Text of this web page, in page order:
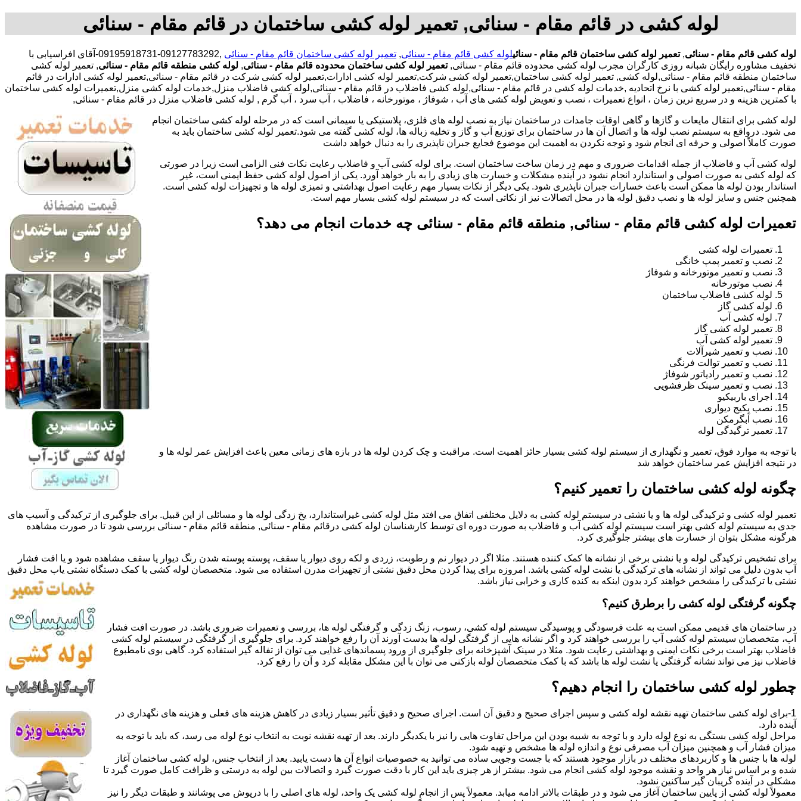
لوله کشی در قائم مقام - سنائی, تعمیر لوله کشی ساختمان در قائم مقام - سنائی
لوله کشی قائم مقام - سنائی,تعمیر لوله کشی ساختمان قائم مقام - سنائیلوله کشی قائم مقام - سنائی, تعمیر لوله کشی ساختمان قائم مقام - سنائی
,09127783292-09195918731-آقای افراسیابی با
تخفیف مشاوره رایگان شبانه روزی کارگران مجرب لوله کشی محدوده قائم مقام - سنائی,تعمیر لوله کشی ساختمان محدوده قائم مقام - سنائی, لوله کشی منطقه قائم مقام - سنائی, تعمیر لوله کشی
ساختمان منطقه قائم مقام - سنائی,لوله کشی, تعمیر لوله کشی ساختمان,تعمیر لوله کشی شرکت,تعمیر لوله کشی ادارات,تعمیر لوله کشی شرکت در قائم مقام - سنائی,تعمیر لوله کشی ادارات در قائم
مقام - سنائی,تعمیر لوله کشی با نرخ اتحادیه ,خدمات لوله کشی در قائم مقام - سنائی,لوله کشی فاضلاب در قائم مقام - سنائی,لوله کشی فاضلاب منزل,خدمات لوله کشی منزل,تعمیرات لوله کشی ساختمان
با کمترین هزینه و در سریع ترین زمان ، انواع تعمیرات ، نصب و تعویض لوله کشی های آب ، شوفاژ ، موتورخانه ، فاضلاب ، آب سرد ، آب گرم , لوله کشی فاضلاب منزل در قائم مقام - سنائی,
لوله کشی برای انتقال مایعات و گازها و گاهی اوقات جامدات در ساختمان نیاز به نصب لوله های فلزی، پلاستیکی یا سیمانی است که در مرحله لوله کشی ساختمان انجام
می شود. درواقع به سیستم نصب لوله ها و اتصال آن ها در ساختمان برای توزیع آب و گاز و تخلیه زباله ها، لوله کشی گفته می شود.تعمیر لوله کشی ساختمان باید به
صورت کاملاً اصولی و حرفه ای انجام شود و توجه نکردن به اهمیت این موضوع فجایع جبران ناپذیری را به دنبال خواهد داشت
لوله کشی آب و فاضلاب از جمله اقدامات ضروری و مهم در زمان ساخت ساختمان است. برای لوله کشی آب و فاضلاب رعایت نکات فنی الزامی است زیرا در صورتی
که لوله کشی به صورت اصولی و استاندارد انجام نشود در آینده مشکلات و خسارت های زیادی را به بار خواهد آورد. یکی از اصول لوله کشی حفظ ایمنی است، غیر
استاندار بودن لوله ها ممکن است باعث خسارات جبران ناپذیری شود. یکی دیگر از نکات بسیار مهم رعایت اصول بهداشتی و تمیزی لوله ها و تجهیزات لوله کشی است.
همچنین جنس و سایز لوله ها و نصب دقیق لوله ها در محل اتصالات نیز از نکاتی است که در سیستم لوله کشی بسیار مهم است.
تعمیرات لوله کشی قائم مقام - سنائی, منطقه قائم مقام - سنائی چه خدمات انجام می دهد؟
تعمیرات لوله کشی
نصب و تعمیر پمپ خانگی
نصب و تعمیر موتورخانه و شوفاژ
نصب موتورخانه
لوله کشی فاضلاب ساختمان
لوله کشی گاز
لوله کشی آب
تعمیر لوله کشی گاز
تعمیر لوله کشی آب
نصب و تعمیر شیرآلات
نصب و تعمیر توالت فرنگی
نصب و تعمیر رادیاتور شوفاژ
نصب و تعمیر سینک ظرفشویی
اجرای باربیکیو
نصب پکیج دیواری
نصب آبگرمکن
تعمیر ترگیدگی لوله
با توجه به موارد فوق، تعمیر و نگهداری از سیستم لوله کشی بسیار حائز اهمیت است. مراقبت و چک کردن لوله ها در بازه های زمانی معین باعث افزایش عمر لوله ها و
در نتیجه افزایش عمر ساختمان خواهد شد
چگونه لوله کشی ساختمان را تعمیر کنیم؟
تعمیر لوله کشی و ترکیدگی لوله ها و یا نشتی در سیستم لوله کشی به دلایل مختلفی اتفاق می افتد مثل لوله کشی غیراستاندارد، یخ زدگی لوله ها و مسائلی از این قبیل. برای جلوگیری از ترکیدگی و آسیب های
جدی به سیستم لوله کشی بهتر است سیستم لوله کشی آب و فاضلاب به صورت دوره ای توسط کارشناسان لوله کشی درقائم مقام - سنائی, منطقه قائم مقام - سنائی بررسی شود تا در صورت مشاهده
هرگونه مشکل بتوان از خسارت های بیشتر جلوگیری کرد.
برای تشخیص ترکیدگی لوله و یا نشتی برخی از نشانه ها کمک کننده هستند. مثلا اگر در دیوار نم و رطوبت، زردی و لکه روی دیوار یا سقف، پوسته پوسته شدن رنگ دیوار یا سقف مشاهده شود و یا افت فشار
آب بدون دلیل می تواند از نشانه های ترکیدگی یا نشت لوله کشی باشد. امروزه برای پیدا کردن محل دقیق نشتی از تجهیزات مدرن استفاده می شود. متخصصان لوله کشی با کمک دستگاه نشتی یاب محل دقیق
نشتی یا ترکیدگی را مشخص خواهند کرد بدون اینکه به کنده کاری و خرابی نیاز باشد.
چگونه گرفتگی لوله کشی را برطرق کنیم؟
در ساختمان های قدیمی ممکن است به علت فرسودگی و پوسیدگی سیستم لوله کشی، رسوب، زنگ زدگی و گرفتگی لوله ها، بررسی و تعمیرات ضروری باشد. در صورت افت فشار
آب، متخصصان سیستم لوله کشی آب را بررسی خواهند کرد و اگر نشانه هایی از گرفتگی لوله ها بدست آورند آن را رفع خواهند کرد. برای جلوگیری از گرفتگی در سیستم لوله کشی
فاضلاب بهتر است برخی نکات ایمنی و بهداشتی رعایت شود. مثلا در سینک آشپزخانه برای جلوگیری از ورود پسماندهای غذایی می توان از تفاله گیر استفاده کرد. گاهی بوی نامطبوع
فاضلاب نیز می تواند نشانه گرفتگی یا نشت لوله ها باشد که با کمک متخصصان لوله بازکنی می توان با این مشکل مقابله کرد و آن را رفع کرد.
چطور لوله کشی ساختمان را انجام دهیم؟
1-برای لوله کشی ساختمان تهیه نقشه لوله کشی و سپس اجرای صحیح و دقیق آن است. اجرای صحیح و دقیق تأثیر بسیار زیادی در کاهش هزینه های فعلی و هزینه های نگهداری در
آینده دارد.
مراحل لوله کشی بستگی به نوع لوله دارد و با توجه به شبیه بودن این مراحل تفاوت هایی را نیز با یکدیگر دارند. بعد از تهیه نقشه نوبت به انتخاب نوع لوله می رسد، که باید با توجه به
میزان فشار آب و همچنین میزان آب مصرفی نوع و اندازه لوله ها مشخص و تهیه شود.
لوله ها با جنس ها و کاربردهای مختلف در بازار موجود هستند که با جست وجویی ساده می توانید به خصوصیات انواع آن ها دست یابید. بعد از انتخاب جنس، لوله کشی ساختمان آغاز
شده و بر اساس نیاز هر واحد و نقشه موجود لوله کشی انجام می شود. بیشتر از هر چیزی باید این کار با دقت صورت گیرد و اتصالات بین لوله به درستی و ظرافت کامل صورت گیرد تا
مشکلی در آینده گریبان گیر ساکنین نشود.
معمولاً لوله کشی از پایین ساختمان آغاز می شود و در طبقات بالاتر ادامه میابد. معمولاً پس از انجام لوله کشی یک واحد، لوله های اصلی را با درپوش می پوشانند و طبقات دیگر را نیز